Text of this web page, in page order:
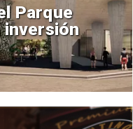
Parque
inversión